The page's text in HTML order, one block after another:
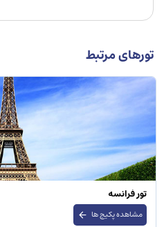
تورهای مرتبط
تور اسپانیا
مشاهده پکیج ها